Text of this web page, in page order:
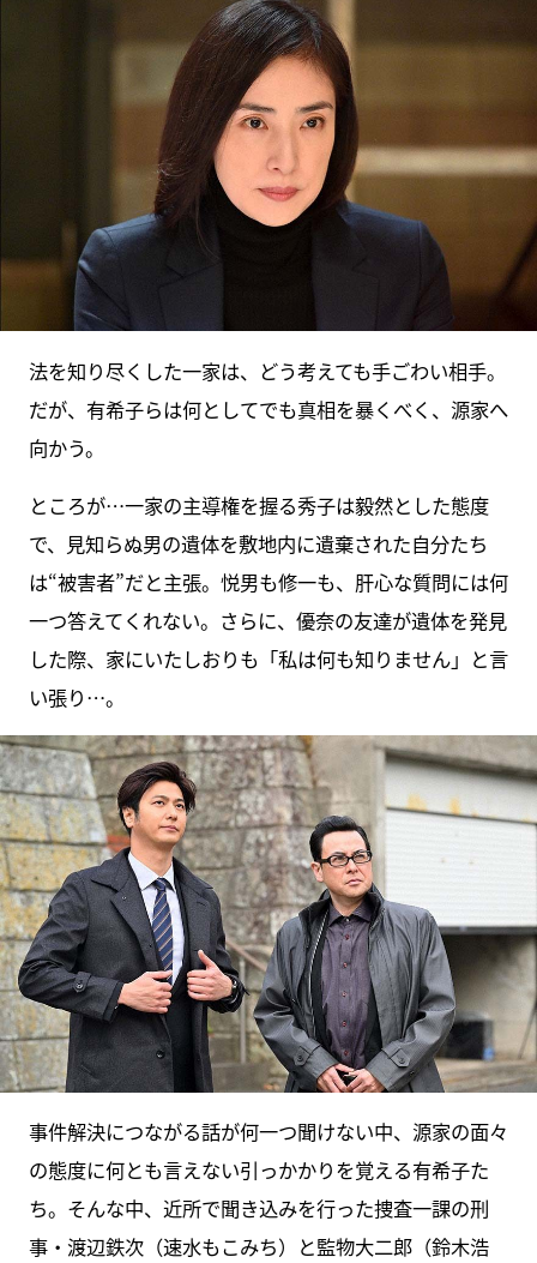
法を知り尽くした一家は、どう考えても手ごわい相手。
だが、有希子らは何としてでも真相を暴くべく、源家へ
向かう。
ところが…一家の主導権を握る秀子は毅然とした態度
で、見知らぬ男の遺体を敷地内に遺棄された自分たち
は“被害者”だと主張。悦男も修一も、肝心な質問には何
一つ答えてくれない。さらに、優奈の友達が遺体を発見
した際、家にいたしおりも「私は何も知りません」と言
い張り…。
事件解決につながる話が何一つ聞けない中、源家の面々
の態度に何とも言えない引っかかりを覚える有希子た
ち。そんな中、近所で聞き込みを行った捜査一課の刑
事・渡辺鉄次（速水もこみち）と監物大二郎（鈴木浩